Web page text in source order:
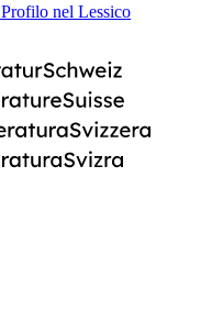
Profilo nel Lessico